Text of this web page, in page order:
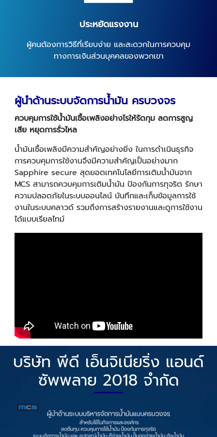
ประหยัดแรงงาน
ผู้คนต้องการวิธีที่เรียบง่าย และสะดวกในการควบคุม
ทางการเงินส่วนบุคคลของพวกเขา
ผู้นำด้านระบบจัดการน้ำมัน ครบวงจร
ควบคุมการใช้น้ำมันเชื้อเพลิงอย่างไรให้รัดกุม ลดการสูญ
เสีย หยุดการรั่วไหล
น้ำมันเชื้อเพลิงมีความสำคัญอย่างยิ่ง ในการดำเนินธุรกิจ
การควบคุมการใช้งานจึงมีความสำคัญเป็นอย่างมาก
Sapphire secure สุดยอดเทคโนโลยีการเติมน้ำมันจาก
MCS สามารถควบคุมการเติมน้ำมัน ป้องกันการทุจริต รักษา
ความปลอดภัยในระบบออนไลน์ บันทึกและเก็บข้อมูลการใช้
งานในระบบคลาวด์ รวมถึงการสร้างรายงานและดูการใช้งาน
ได้แบบเรียลไทม์
บริษัท พีดี เอ็นจิเนียริ่ง แอนด์
ซัพพลาย 2018 จำกัด